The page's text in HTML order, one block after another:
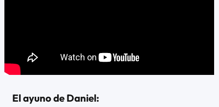
El ayuno de Daniel: